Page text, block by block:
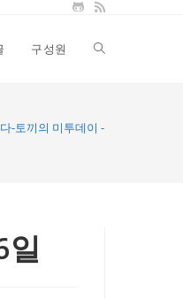
구성원 Toggle
-토끼의 미투데이 - 2010년 4월 16일